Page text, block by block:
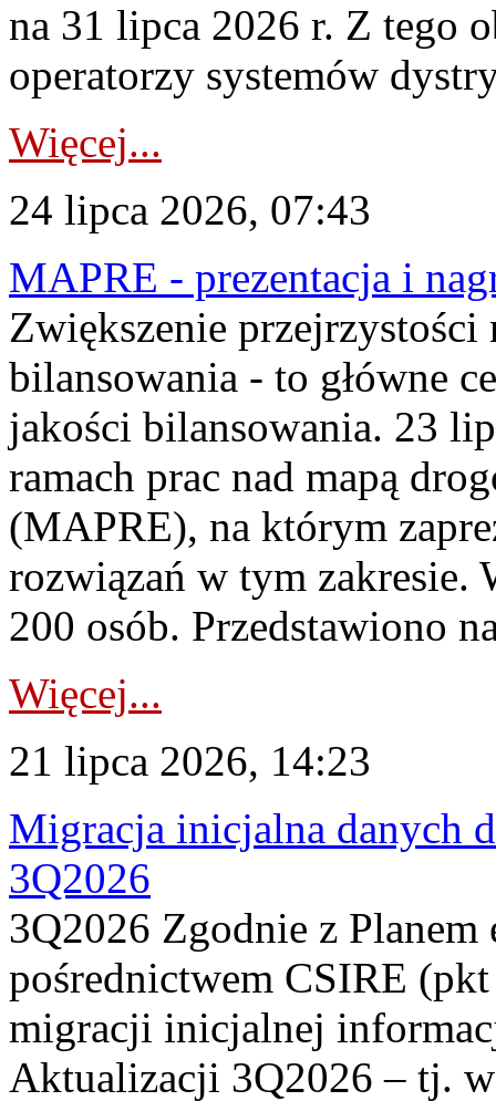
na 31 lipca 2026 r. Z tego
operatorzy systemów
Więcej...
24 lipca 2026, 07:43
MAPRE - prezentacja i
Zwiększenie
bilansowania - to główne
jakości bilansowania. 23
ramach prac nad mapą
(MAPRE), na którym
rozwiązań w tym zakresie.
200 osób. Przedstawiono
Więcej...
21 lipca 2026, 14:23
Migracja inicjalna danych
3Q2026
3Q2026 Zgodnie z
pośrednictwem CSIRE
migracji inicjalnej
Aktualizacji 3Q2026 – tj.